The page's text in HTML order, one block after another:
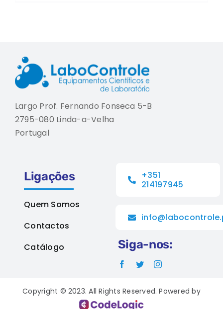
Largo Prof. Fernando Fonseca 5-B
2795-080 Linda-a-Velha
Portugal
Ligações
Quem Somos
Contactos
Catálogo
+351
214197945
Siga-nos:
Copyright © 2023. All Rights Reserved. Powered by